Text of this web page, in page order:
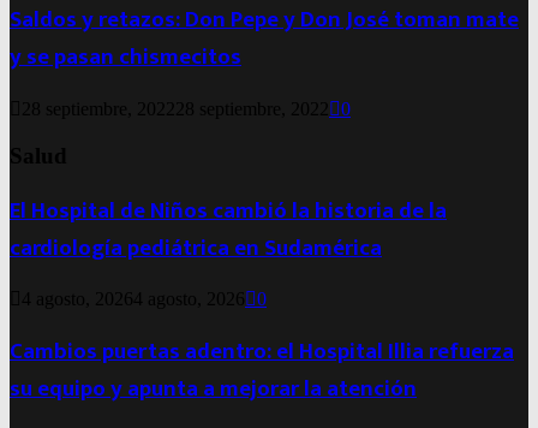
Saldos y retazos: Don Pepe y Don José toman mate
y se pasan chismecitos
28 septiembre, 2022 28 septiembre, 2022 0
Salud
El Hospital de Niños cambió la historia de la
cardiología pediátrica en Sudamérica
4 agosto, 20264 agosto, 2026 0
Cambios puertas adentro: el Hospital Illia refuerza
su equipo y apunta a mejorar la atención